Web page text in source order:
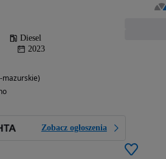
Diesel
2023
mazurskie)
Zobacz ogłoszenia